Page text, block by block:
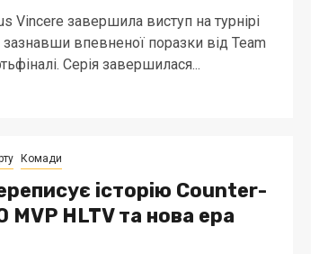
Vincere завершила виступ на турнірі
зазнавши впевненої поразки від Team
Серія завершилася...
Комади
історію Counter-
MVP HLTV та нова ера